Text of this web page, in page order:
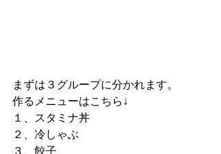
まずは３グループに分かれます。
作るメニューはこちら↓
１、スタミナ丼
２、冷しゃぶ
３、餃子